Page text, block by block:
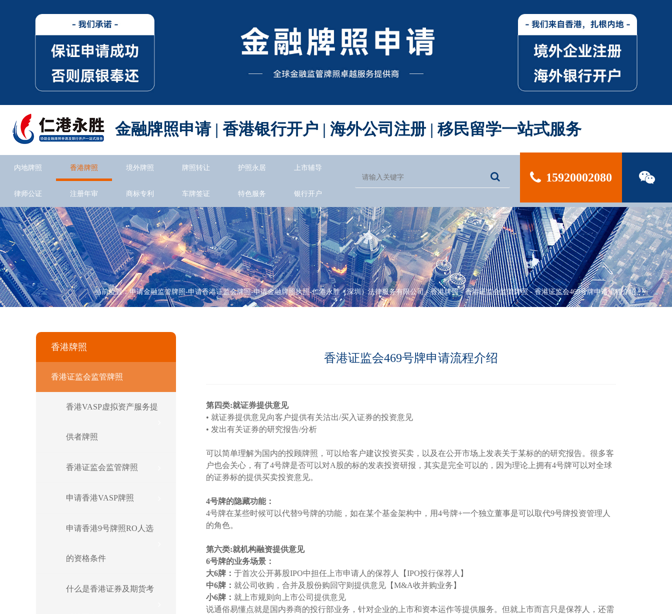
金融牌照申请 | 香港银行开户 | 海外公司注册 | 移民留学一站式服务
15920002080
内地牌照 香港牌照 境外牌照 牌照转让 护照永居 上市辅导
律师公证 注册年审 商标专利 车牌签证 特色服务 银行开户
当前位置：申请金融监管牌照-申请香港证监会牌照-申请金融牌照执照-仁港永胜（深圳）法律服务有限公司-香港牌照-香港证监会监管牌照-香港证监会469号牌申请流程介绍
香港牌照
香港证监会监管牌照
香港VASP虚拟资产服务提
供者牌照
香港证监会监管牌照
申请香港VASP牌照
申请香港9号牌照RO人选
的资格条件
什么是香港证券及期货考
香港证监会469号牌申请流程介绍
第四类:就证券提供意见
• 就证券提供意见向客户提供有关沽出/买入证券的投资意见
• 发出有关证券的研究报告/分析
可以简单理解为国内的投顾牌照，可以给客户建议投资买卖，以及在公开市场上发表关于某标的的研究报告。很多客
户也会关心，有了4号牌是否可以对A股的标的发表投资研报，其实是完全可以的，因为理论上拥有4号牌可以对全球
的证券标的提供买卖投资意见。
4号牌的隐藏功能：
4号牌在某些时候可以代替9号牌的功能，如在某个基金架构中，用4号牌+一个独立董事是可以取代9号牌投资管理人
的角色。
第六类:就机构融资提供意见
6号牌的业务场景：
大6牌： 于首次公开募股IPO中担任上市申请人的保荐人【IPO投行保荐人】
中6牌： 就公司收购，合并及股份购回守则提供意见【M&A收并购业务】
小6牌： 就上市规则向上市公司提供意见
说通俗易懂点就是国内券商的投行部业务，针对企业的上市和资本运作等提供服务。但就上市而言只是保荐人，还需